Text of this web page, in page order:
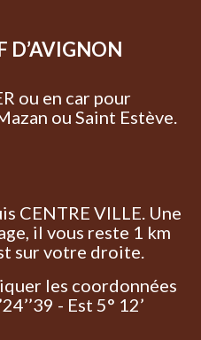
D’AVIGNON
ou en car pour
ou Saint Estève.
CENTRE VILLE. Une
il vous reste 1 km
sur votre droite.
les coordonnées
- Est 5° 12’